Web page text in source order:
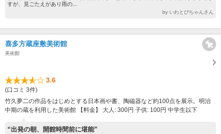
すが、見ごたえがあり雨の...
by いわとびちゃんさん
喜多方蔵座敷美術館
美術館
3.6
(口コミ 3件)
竹久夢二の作品をはじめとする日本画や書、陶磁器など約100点を展示。明治
中期の蔵を利用した美術館 【料金】 大人: 300円 子供: 100円 中学生以下
“出発の朝、開館時間前に堪能”